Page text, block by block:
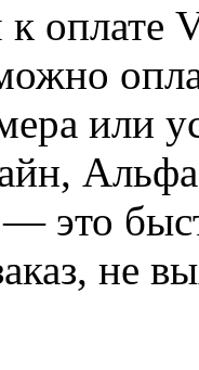
оплате
или
— это
не